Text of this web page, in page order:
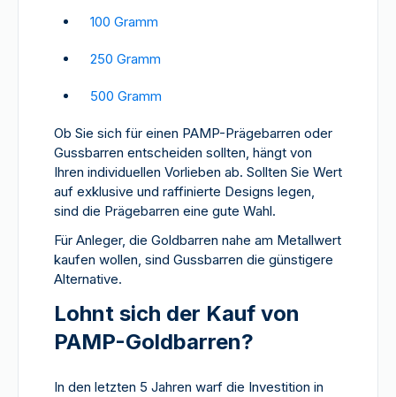
100 Gramm
250 Gramm
500 Gramm
Ob Sie sich für einen PAMP-Prägebarren oder
Gussbarren entscheiden sollten, hängt von
Ihren individuellen Vorlieben ab. Sollten Sie Wert
auf exklusive und raffinierte Designs legen,
sind die Prägebarren eine gute Wahl.
Für Anleger, die Goldbarren nahe am Metallwert
kaufen wollen, sind Gussbarren die günstigere
Alternative.
Lohnt sich der Kauf von
PAMP-Goldbarren?
In den letzten 5 Jahren warf die Investition in